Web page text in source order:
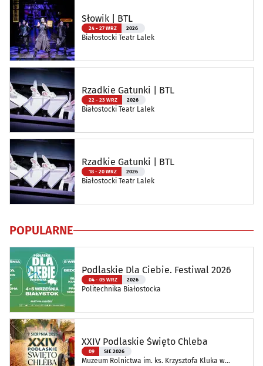
Słowik | BTL
24 - 27 WRZ 2026
Białostocki Teatr Lalek
Rzadkie Gatunki | BTL
22 - 23 WRZ 2026
Białostocki Teatr Lalek
Rzadkie Gatunki | BTL
18 - 20 WRZ 2026
Białostocki Teatr Lalek
POPULARNE
Podlaskie Dla Ciebie. Festiwal 2026
04 - 05 WRZ 2026
Politechnika Białostocka
XXIV Podlaskie Święto Chleba
09 SIE 2026
Muzeum Rolnictwa im. ks. Krzysztofa Kluka w